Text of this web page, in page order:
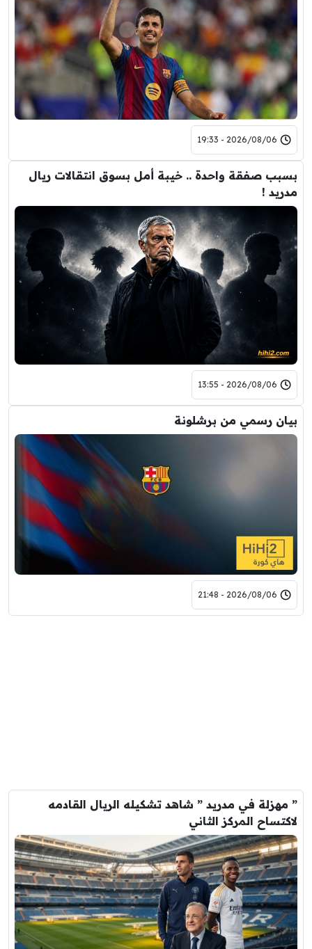
2026/08/06 - 19:33
بسبب صفقة واحدة .. خيبة أمل بسوق انتقالات ريال
مدريد !
2026/08/06 - 13:55
بيان رسمي من برشلونة
2026/08/06 - 21:48
” مهزلة في مدريد ” شاهد تشكيله الريال القادمه
لاكتساح المركز الثاني